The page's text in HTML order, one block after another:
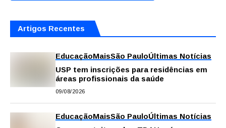
Artigos Recentes
EducaçãoMaisSão PauloÚltimas Notícias
USP tem inscrições para residências em
áreas profissionais da saúde
09/08/2026
EducaçãoMaisSão PauloÚltimas Notícias